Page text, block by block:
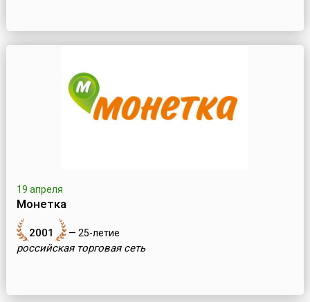
19 апреля
Монетка
2001 — 25-летие
российская торговая сеть